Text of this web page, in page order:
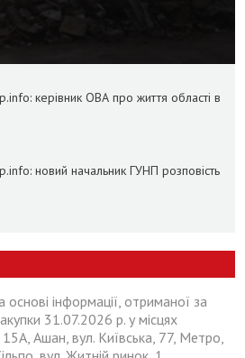
керівник ОВА про життя області в
новий начальник ГУНП розповість
основі інформації, отриманої за
31.07.2026 р. у місцях
Ашан, вул. Київська, 77, Метро,